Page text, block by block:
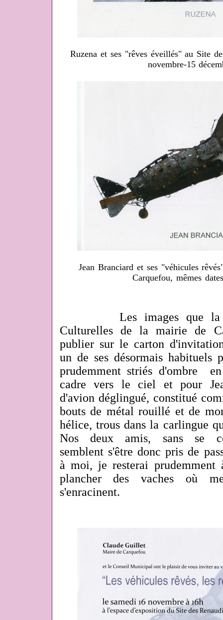
Ruzena et ses "rêves éveillés" au Site
novembre-15
Jean Branciard et ses "véhicules
Carquefou, mêmes
Les images que la
Culturelles de la mairie de
publier sur le carton
un de ses désormais habituels
prudemment striés d'ombre
cadre vers le ciel et pour
d'avion déglingué, constitué
bouts de métal rouillé et de
hélice, trous dans la carlingue
Nos deux amis, sans se
semblent s'être donc pris de
à moi, je resterai prudemment
plancher des vaches où
s'enracinent.